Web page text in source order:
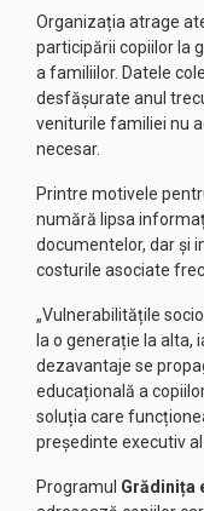
Organizația atrage
participării copiilor la
a familiilor. Datele
desfășurate anul
veniturile familiei nu
necesar.
Printre motivele
numără lipsa
documentelor, dar și
costurile asociate
„Vulnerabilitățile
la o generație la alta,
dezavantaje se
educațională a
soluția care
președinte executiv
Programul Grădinița